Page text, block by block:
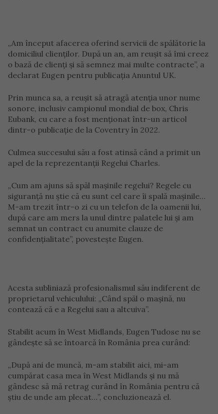
„Am început afacerea oferind servicii de spălătorie la
domiciliul clienților. După un an, am reușit să îmi creez
o bază de clienți și să semnez mai multe contracte”, a
declarat Eugen pentru publicația Anuntul UK.
Prin munca sa, a reușit să atragă atenția unor nume
sonore, inclusiv campionul mondial de box, Chris
Eubank, cu care a fost menționat într-un articol
dintr-o publicație de la Coventry în 2022.
Culmea succesului său a fost atinsă când a primit un
apel de la reprezentanții Regelui Charles.
„Cum am ajuns să spăl mașinile regelui? Regele cu
siguranță nu știe că eu sunt cel care îi spală mașinile…
M-am trezit într-o zi cu un telefon de la oamenii lui,
după care am mers la unul dintre palatele lui și am
semnat un contract cu anumite clauze de
confidențialitate”, povestește Eugen.
Acesta subliniază profesionalismul său indiferent de
proprietarul vehiculului: „Când spăl o mașină, nu
contează că e a Regelui sau a altcuiva”.
Stabilit acum în West Midlands, Eugen Tudose nu se
gândește să se întoarcă în România prea curând:
„După ani de muncă, m-am stabilit aici, mi-am
cumpărat casa mea în West Midlands și nu mă
gândesc să mă retrag curând în România pentru că
știu de unde am plecat…”, concluzionează el.